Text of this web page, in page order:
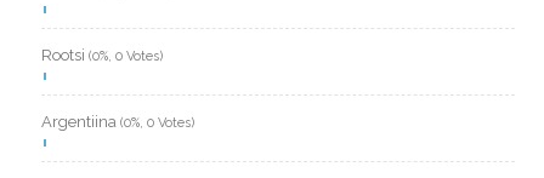
Rootsi (0%, 0 Votes)
Argentiina (0%, 0 Votes)